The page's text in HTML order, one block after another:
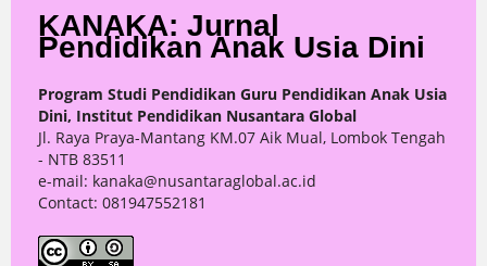
KANAKA: Jurnal
Pendidikan Anak Usia Dini
Program Studi Pendidikan Guru Pendidikan Anak Usia
Dini, Institut Pendidikan Nusantara Global
Jl. Raya Praya-Mantang KM.07 Aik Mual, Lombok Tengah
- NTB 83511
e-mail: kanaka@nusantaraglobal.ac.id
Contact: 081947552181